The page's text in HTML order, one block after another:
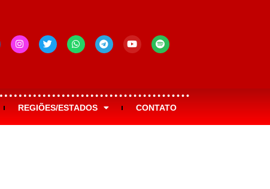
REGIÕES/ESTADOS CONTATO